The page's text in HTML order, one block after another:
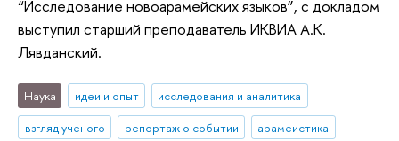
“Исследование новоарамейских языков”, с докладом
выступил старший преподаватель ИКВИА А.К.
Лявданский.
Наука идеи и опыт
исследования и аналитика
взгляд ученого
репортаж о событии арамеистика